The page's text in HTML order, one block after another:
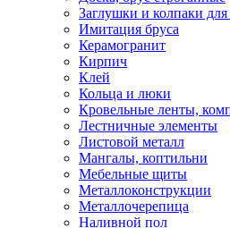
Заглушки и колпаки для
Имитация бруса
Керамогранит
Кирпич
Клей
Кольца и люки
Кровельные ленты,
Лестничные элементы
Листовой металл
Мангалы, коптильни
Мебельные щиты
Металлоконструкции
Металлочерепица
Наливной пол